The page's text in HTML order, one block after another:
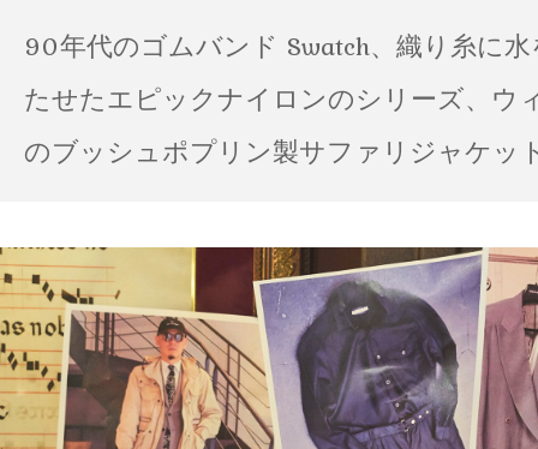
90年代のゴムバンド Swatch、織り糸に
たせたエピックナイロンのシリーズ、ウ
のブッシュポプリン製サファリジャケッ